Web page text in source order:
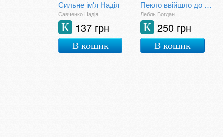
Сильне ім'я Надія
Савченко Надія
137 грн
К
В кошик
Пекло ввійшло до раю
Лебль Богдан
250 грн
К
В кошик